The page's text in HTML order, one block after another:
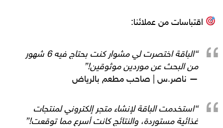
اقتباسات من عملائنا:
“الباقة اختصرت لي مشوار كنت بحتاج فيه 6 شهور
من البحث عن موردين موثوقين!”
— ناصر.س | صاحب مطعم بالرياض
“استخدمت الباقة لإنشاء متجر إلكتروني لمنتجات
غذائية مستوردة، والنتائج كانت أسرع مما توقعت!”